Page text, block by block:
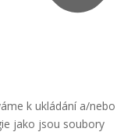
k ukládání a/nebo
jako jsou soubory